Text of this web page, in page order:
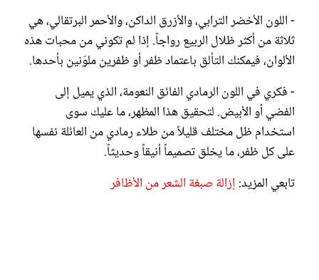
- اللون الأخضر الترابي، والأزرق الداكن، والأحمر البرتقالي، هي
ثلاثة من أكثر ظلال الربيع رواجاً. إذا لم تكوني من محبات هذه
الألوان، فيمكنك التألق باعتماد ظفر أو ظفرين ملوّنين بأحدها.
- فكري في اللون الرمادي الفائق النعومة، الذي يميل إلى
الفضي أو الأبيض. لتحقيق هذا المظهر، ما عليك سوى
استخدام ظل مختلف قليلاً من طلاء رمادي من العائلة نفسها
على كل ظفر، ما يخلق تصميماً أنيقاً وحديثاً.
تابعي المزيد: إزالة صبغة الشعر من الأظافر